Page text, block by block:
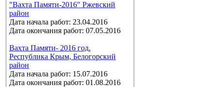
"Вахта Памяти-2016" Ржевский
район
Дата начала работ: 23.04.2016
Дата окончания работ: 07.05.2016
Вахта Памяти- 2016 год.
Республика Крым, Белогорский
район
Дата начала работ: 15.07.2016
Дата окончания работ: 01.08.2016